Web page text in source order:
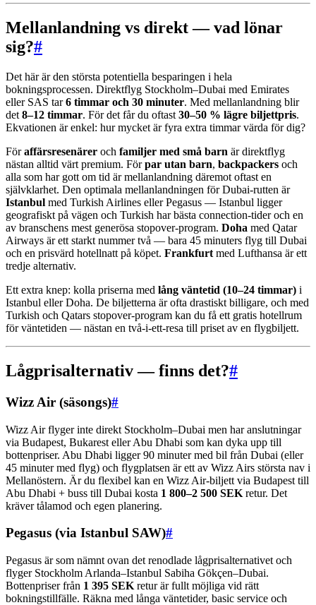
Mellanlandning vs direkt — vad lönar
sig?#
Det här är den största potentiella besparingen i hela
bokningsprocessen. Direktflyg Stockholm–Dubai med Emirates
eller SAS tar6 timmar och 30 minuter. Med mellanlandning blir
det 8–12 timmar. För det får du oftast 30–50 % lägre biljettpris.
Ekvationen är enkel: hur mycket är fyra extra timmar värda för dig?
Föraffärsresenärer och familjer med små barn är direktflyg
nästan alltid värt premium. Förpar utan barn, backpackers och
alla som har gott om tid är mellanlandning däremot oftast en
självklarhet. Den optimala mellanlandningen för Dubai-rutten är
Istanbul med Turkish Airlines eller Pegasus — Istanbul ligger
geografiskt på vägen och Turkish har bästa connection-tider och en
av branschens mest generösa stopover-program. Doha med Qatar
Airways är ett starkt nummer två — bara 45 minuters flyg till Dubai
och en prisvärd hotellnatt på köpet. Frankfurt med Lufthansa är ett
tredje alternativ.
Ett extra knep: kolla priserna med lång väntetid (10–24 timmar) i
Istanbul eller Doha. De biljetterna är ofta drastiskt billigare, och med
Turkish och Qatars stopover-program kan du få ett gratis hotellrum
för väntetiden — nästan en två-i-ett-resa till priset av en flygbiljett.
Lågprisalternativ — finns det?#
Wizz Air (säsongs)#
Wizz Air flyger inte direkt Stockholm–Dubai men har anslutningar
via Budapest, Bukarest eller Abu Dhabi som kan dyka upp till
bottenpriser. Abu Dhabi ligger 90 minuter med bil från Dubai (eller
45 minuter med flyg) och flygplatsen är ett av Wizz Airs största nav i
Mellanöstern. Är du flexibel kan en Wizz Air-biljett via Budapest till
Abu Dhabi + buss till Dubai kosta 1 800–2 500 SEK retur. Det
kräver tålamod och egen planering.
Pegasus (via Istanbul SAW)#
Pegasus är som nämnt ovan det renodlade lågprisalternativet och
flyger Stockholm Arlanda–Istanbul Sabiha Gökçen–Dubai.
Bottenpriser från 1 395 SEK retur är fullt möjliga vid rätt
bokningstillfälle. Räkna med långa väntetider, basic service och